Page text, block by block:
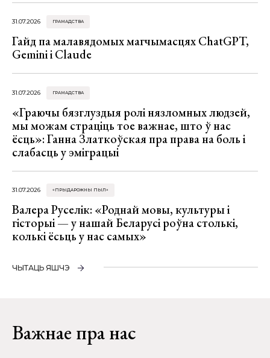
31.07.2026 ГРАМАДСТВА
Гайд па малавядомых магчымасцях ChatGPT,
Gemini і Claude
31.07.2026 ГРАМАДСТВА
«Граючы бязглуздыя ролі нязломных людзей,
мы можам страціць тое важнае, што ў нас
ёсць»: Ганна Златкоўская пра права на боль і
слабасць у эміграцыі
31.07.2026 «ПРЫДАРОЖНЫ ПЫЛ»
Валера Руселік: «Роднай мовы, культуры і
гісторыі — у нашай Беларусі роўна столькі,
колькі ёсьць у нас самых»
ЧЫТАЦЬ ЯШЧЭ
Важнае пра нас